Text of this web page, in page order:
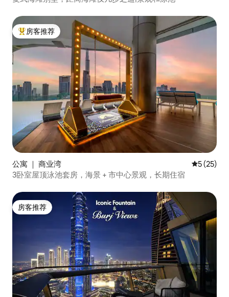
热门「房客推荐」
房客推荐
公寓 ｜ 商业湾 平均评分
5 (25)
3卧室屋顶泳池套房，海景 + 市中心景观，长期住宿
房客推荐
房客推荐